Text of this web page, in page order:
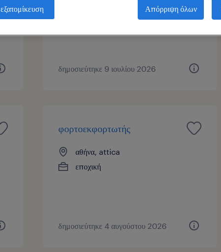
southern suburbs, attica
δημοσιεύτηκε 9 ιουλίου 2026
φορτοεκφορτωτής
αθήνα, attica
εποχική
δημοσιεύτηκε 4 αυγούστου 2026
εξατομίκευση Απόρριψη όλων